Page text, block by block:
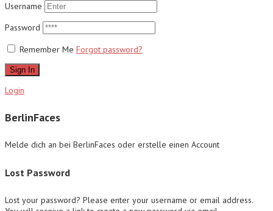
Username
Password
Remember Me Forgot password?
Sign In
Login
BerlinFaces
Melde dich an bei BerlinFaces oder erstelle einen Account
Lost Password
Lost your password? Please enter your username or email address.